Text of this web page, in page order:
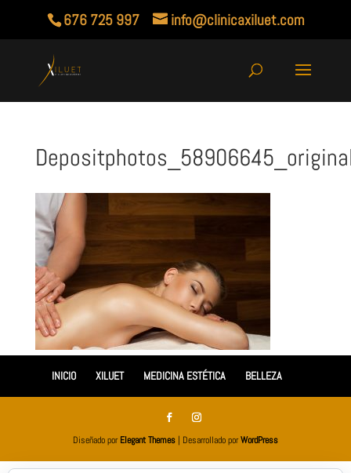
676 725 997 info@clinicaxiluet.com
INICIO XILUET MEDICINA ESTÉTICA BELLEZA
Diseñado porElegant Themes| Desarrollado porWordPress